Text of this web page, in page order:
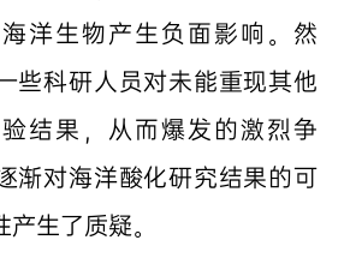
洋生物产生负面影响。然
些科研人员对未能重现其他
结果，从而爆发的激烈争
渐对海洋酸化研究结果的可
生了质疑。